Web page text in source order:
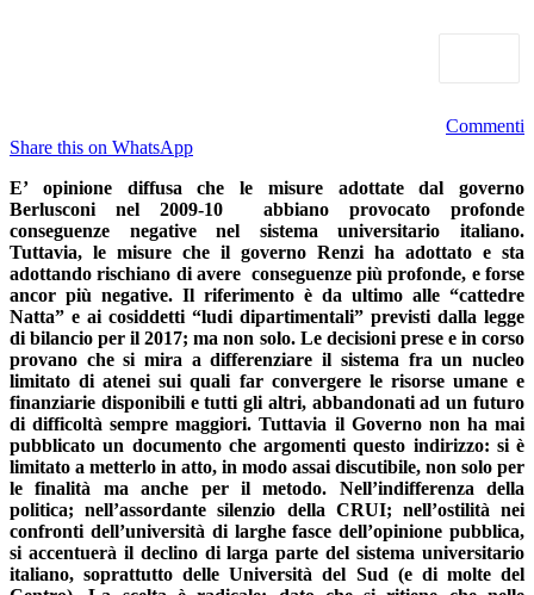
Commenti
Share this on WhatsApp
E’ opinione diffusa che le misure adottate dal governo
Berlusconi nel 2009-10 abbiano provocato profonde
conseguenze negative nel sistema universitario italiano.
Tuttavia, le misure che il governo Renzi ha adottato e sta
adottando rischiano di avere conseguenze più profonde, e forse
ancor più negative. Il riferimento è da ultimo alle “cattedre
Natta” e ai cosiddetti “ludi dipartimentali” previsti dalla legge
di bilancio per il 2017; ma non solo. Le decisioni prese e in corso
provano che si mira a differenziare il sistema fra un nucleo
limitato di atenei sui quali far convergere le risorse umane e
finanziarie disponibili e tutti gli altri, abbandonati ad un futuro
di difficoltà sempre maggiori. Tuttavia il Governo non ha mai
pubblicato un documento che argomenti questo indirizzo: si è
limitato a metterlo in atto, in modo assai discutibile, non solo per
le finalità ma anche per il metodo. Nell’indifferenza della
politica; nell’assordante silenzio della CRUI; nell’ostilità nei
confronti dell’università di larghe fasce dell’opinione pubblica,
si accentuerà il declino di larga parte del sistema universitario
italiano, soprattutto delle Università del Sud (e di molte del